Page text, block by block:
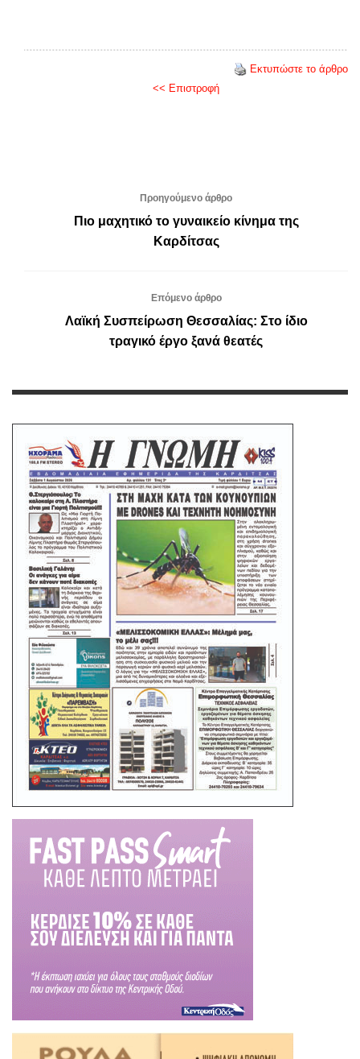
Εκτυπώστε το άρθρο
<< Επιστροφή
Προηγούμενο άρθρο
Πιο μαχητικό το γυναικείο κίνημα της
Καρδίτσας
Επόμενο άρθρο
Λαϊκή Συσπείρωση Θεσσαλίας: Στο ίδιο
τραγικό έργο ξανά θεατές